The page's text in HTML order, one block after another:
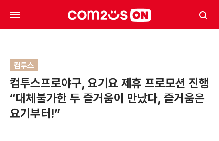
컴투스
컴투스프로야구, 요기요 제휴 프로모션 진행
“대체불가한 두 즐거움이 만났다, 즐거움은
요기부터!”